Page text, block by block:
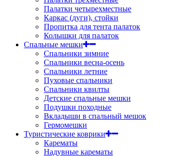
Палатки четырехместные
Каркас (дуги), стойки
Пропитка для тента палаток
Колышки для палаток
Спальные мешки
Спальники зимние
Спальники весна-осень
Спальники летние
Пуховые спальники
Спальники квилты
Детские спальные мешки
Подушки походные
Вкладыши в спальный мешок
Гермомешки
Туристические коврики
Карематы
Надувные карематы